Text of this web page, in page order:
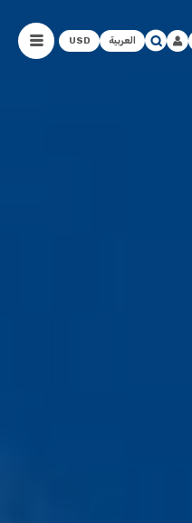
العربية USD